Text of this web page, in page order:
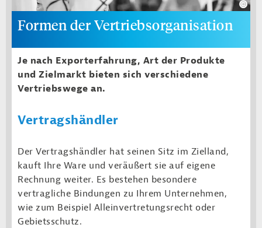
Formen der Vertriebsorganisation
Je nach Exporterfahrung, Art der Produkte
und Zielmarkt bieten sich verschiedene
Vertriebswege an.
Vertragshändler
Der Vertragshändler hat seinen Sitz im Zielland,
kauft Ihre Ware und veräußert sie auf eigene
Rechnung weiter. Es bestehen besondere
vertragliche Bindungen zu Ihrem Unternehmen,
wie zum Beispiel Alleinvertretungsrecht oder
Gebietsschutz.